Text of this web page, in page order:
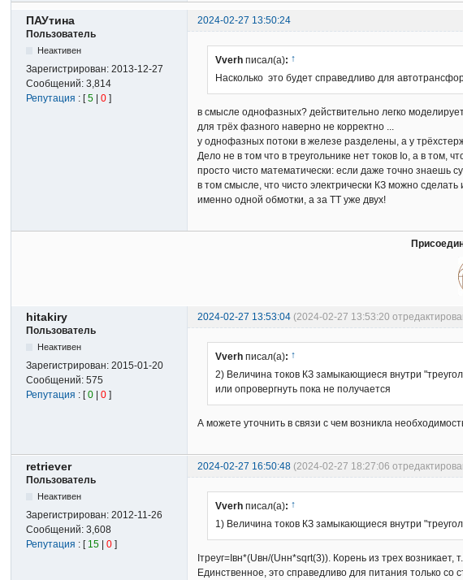
ПАУтина
2024-02-27 13:50:24
Пользователь
Неактивен
Зарегистрирован:2013-12-27
Сообщений:3,814
Репутация : [5 |0 ]
Vverh писал(а): ↑
Насколько это будет справедливо для
в смысле однофазных? действительно легко
для трёх фазного наверно не корректно ...
у однофазных потоки в железе разделены, а у
Дело не в том что в треугольнике нет токов Io, а в том,
просто чисто математически: если даже точно знаешь
в том смысле, что чисто электрически КЗ можно
именно одной обмотки, а за ТТ уже двух!
hitakiry 2024-02-27 13:53:04 (2024-02-27 13:53:20
Пользователь
Неактивен
Зарегистрирован:2015-01-20
Сообщений:575
Репутация : [0 |0 ]
Vverh писал(а): ↑
2) Величина токов КЗ замыкающиеся внутри
или опровергнуть пока не получается
А можете уточнить в связи с чем возникла
retriever 2024-02-27 16:50:48 (2024-02-27 18:27:06
Пользователь
Неактивен
Зарегистрирован:2012-11-26
Сообщений:3,608
Репутация : [ 15 |0 ]
Vverh писал(а): ↑
1) Величина токов КЗ замыкающиеся внутри
Iтреуг=Iвн*(Uвн/(Uнн*sqrt(3)). Корень из трех
Единственное, это справедливо для питания только